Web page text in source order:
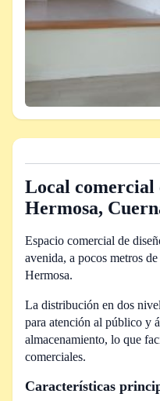
Local comercial
Hermosa,
Espacio comercial de
avenida, a pocos metros
Hermosa.
La distribución en dos
para atención al público y
almacenamiento, lo que
comerciales.
Características